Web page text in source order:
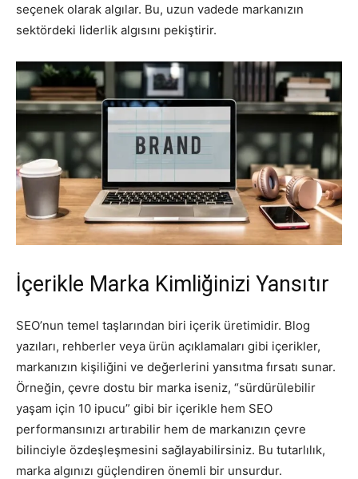
seçenek olarak algılar. Bu, uzun vadede markanızın
sektördeki liderlik algısını pekiştirir.
İçerikle Marka Kimliğinizi Yansıtır
SEO’nun temel taşlarından biri içerik üretimidir. Blog
yazıları, rehberler veya ürün açıklamaları gibi içerikler,
markanızın kişiliğini ve değerlerini yansıtma fırsatı sunar.
Örneğin, çevre dostu bir marka iseniz, “sürdürülebilir
yaşam için 10 ipucu” gibi bir içerikle hem SEO
performansınızı artırabilir hem de markanızın çevre
bilinciyle özdeşleşmesini sağlayabilirsiniz. Bu tutarlılık,
marka algınızı güçlendiren önemli bir unsurdur.